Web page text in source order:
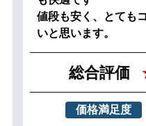
値段も安く、とても
いと思います。
総合評価
価格満足度